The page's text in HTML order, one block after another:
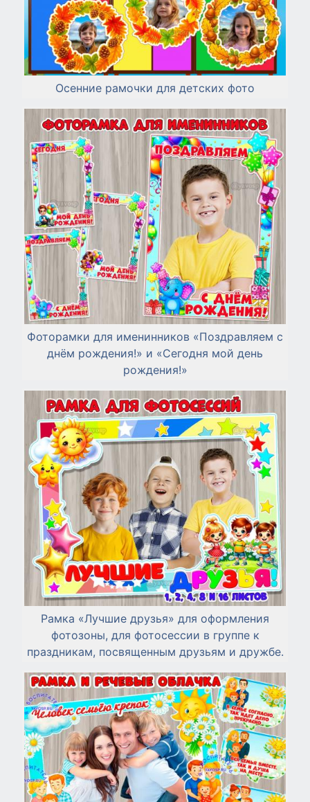
Осенние рамочки для детских фото
Фоторамки для именинников «Поздравляем с
днём рождения!» и «Сегодня мой день
рождения!»
Рамка «Лучшие друзья» для оформления
фотозоны, для фотосессии в группе к
праздникам, посвященным друзьям и дружбе.